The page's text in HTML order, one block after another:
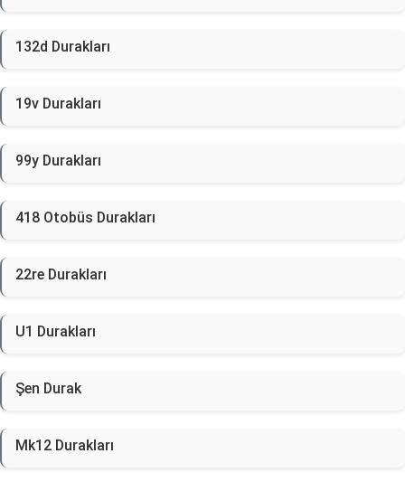
132d Durakları
19v Durakları
99y Durakları
418 Otobüs Durakları
22re Durakları
U1 Durakları
Şen Durak
Mk12 Durakları